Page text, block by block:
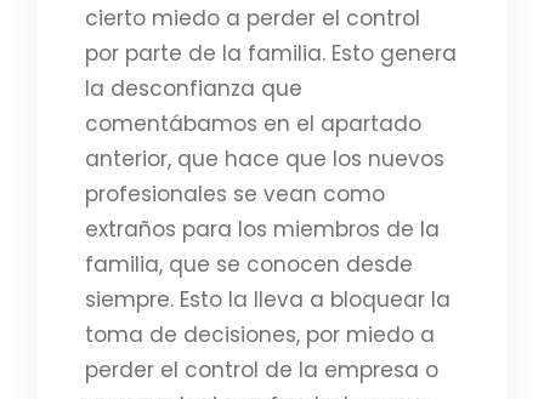
cierto miedo a perder el control
por parte de la familia. Esto genera
la desconfianza que
comentábamos en el apartado
anterior, que hace que los nuevos
profesionales se vean como
extraños para los miembros de la
familia, que se conocen desde
siempre. Esto la lleva a bloquear la
toma de decisiones, por miedo a
perder el control de la empresa o